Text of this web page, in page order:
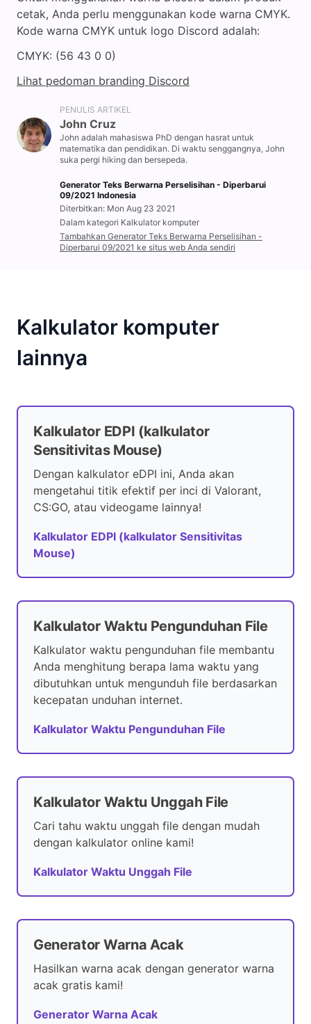
cetak, Anda perlu menggunakan kode warna CMYK.
Kode warna CMYK untuk logo Discord adalah:
CMYK: (56 43 0 0)
Lihat pedoman branding Discord
PENULIS ARTIKEL
John Cruz
John adalah mahasiswa PhD dengan hasrat untuk
matematika dan pendidikan. Di waktu senggangnya, John
suka pergi hiking dan bersepeda.
Generator Teks Berwarna Perselisihan - Diperbarui
09/2021 Indonesia
Diterbitkan: Mon Aug 23 2021
Dalam kategori Kalkulator komputer
Tambahkan Generator Teks Berwarna Perselisihan -
Diperbarui 09/2021 ke situs web Anda sendiri
Kalkulator komputer
lainnya
Kalkulator EDPI (kalkulator
Sensitivitas Mouse)
Dengan kalkulator eDPI ini, Anda akan
mengetahui titik efektif per inci di Valorant,
CS:GO, atau videogame lainnya!
Kalkulator EDPI (kalkulator Sensitivitas
Mouse)
Kalkulator Waktu Pengunduhan File
Kalkulator waktu pengunduhan file membantu
Anda menghitung berapa lama waktu yang
dibutuhkan untuk mengunduh file berdasarkan
kecepatan unduhan internet.
Kalkulator Waktu Pengunduhan File
Kalkulator Waktu Unggah File
Cari tahu waktu unggah file dengan mudah
dengan kalkulator online kami!
Kalkulator Waktu Unggah File
Generator Warna Acak
Hasilkan warna acak dengan generator warna
acak gratis kami!
Generator Warna Acak